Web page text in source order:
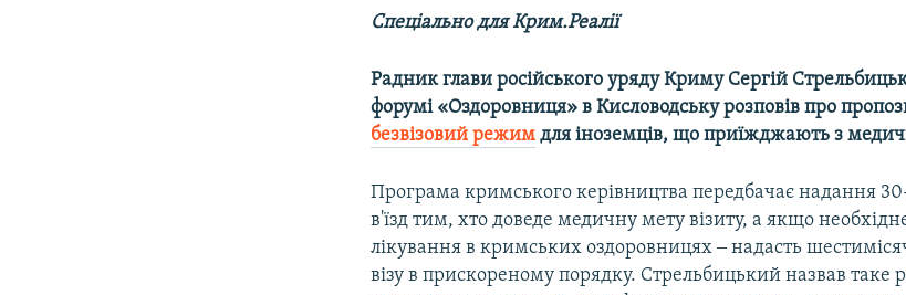
Спеціально для Крим.Реалії
Радник глави російського уряду Криму Сергій
форумі «Оздоровниця» в Кисловодську розповів про
безвізовий режим для іноземців, що приїжджають з
Програма кримського керівництва передбачає надання
в'їзд тим, хто доведе медичну мету візиту, а якщо
лікування в кримських оздоровницях ‒ надасть
візу в прискореному порядку. Стрельбицький назвав таке